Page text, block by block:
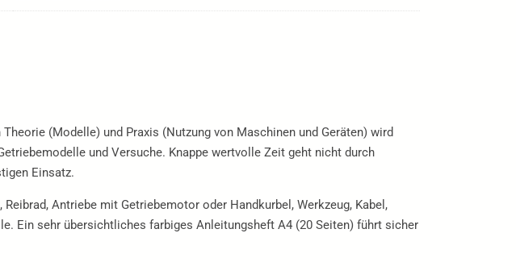
(Modelle) und Praxis (Nutzung von Maschinen und Geräten) wird
und Versuche. Knappe wertvolle Zeit geht nicht durch
Einsatz.
Antriebe mit Getriebemotor oder Handkurbel, Werkzeug, Kabel,
Ein sehr übersichtliches farbiges Anleitungsheft A4 (20 Seiten) führt sicher